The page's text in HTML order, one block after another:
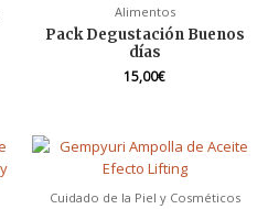
Alimentos
Pack Degustación Buenos
días
15,00€
Cuidado de la Piel y Cosméticos